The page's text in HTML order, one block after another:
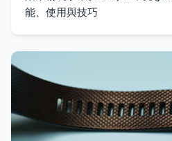
能、使用與技巧